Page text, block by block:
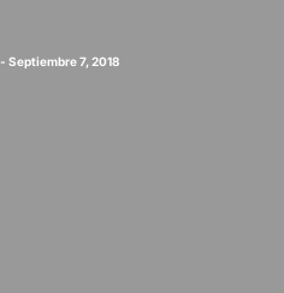
- Septiembre 7, 2018